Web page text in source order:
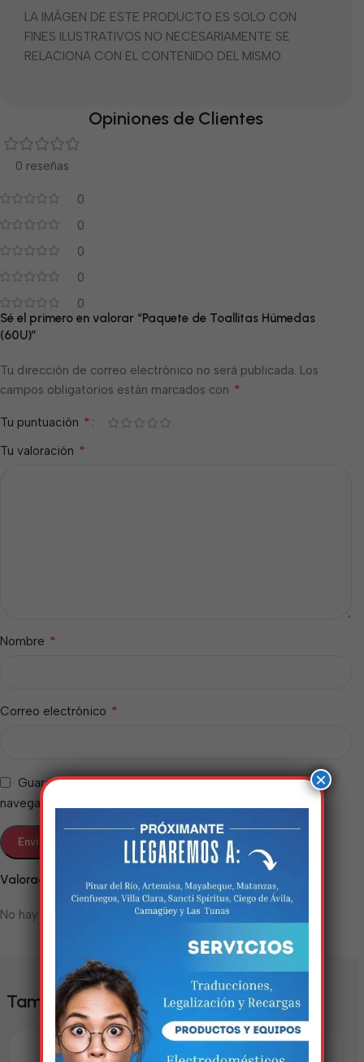
LA IMÁGEN DE ESTE PRODUCTO ES SOLO CON
FINES ILUSTRATIVOS NO NECESARIAMENTE SE
RELACIONA CON EL CONTENIDO DEL MISMO.
Opiniones de Clientes
0 reseñas
0
0
0
0
0
Valoraciones
No hay valoraciones aún.
Sé el primero en valorar “Paquete de Toallitas Húmedas
(60U)”
Tu dirección de correo electrónico no será publicada. Los
campos obligatorios están marcados con *
Tu puntuación *
Tu valoración *
Nombre *
Correo electrónico *
Guarda mi nombre, correo electrónico y web en este
navegador para la próxima vez que comente.
También te puede interesar
×
Estamos trabalhando
nisso!
Em breve, esta página estará
disponível com novidades
incríveis. Agradecemos pela
paciência e compreensão.